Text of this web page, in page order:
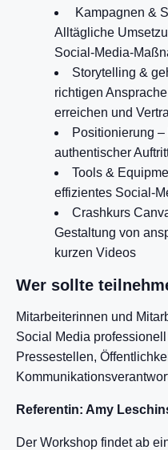
Kampagnen &
Alltägliche
Social-Media-
Storytelling &
richtigen
erreichen und
Positionierung
authentischer
Tools &
effizientes Social-
Crashkurs
Gestaltung von
kurzen Videos
Wer sollte
Mitarbeiterinnen und
Social Media
Pressestellen,
Referentin: Amy
Der Workshop findet ab